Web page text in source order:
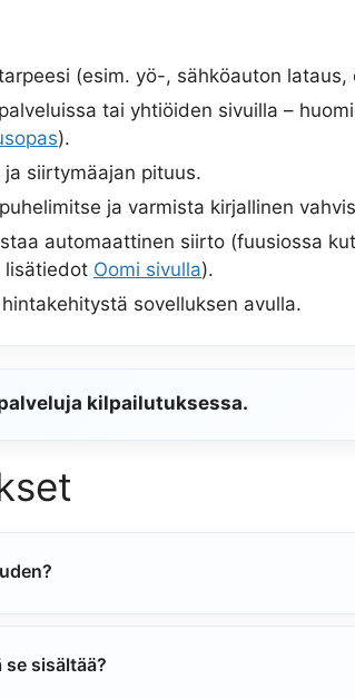
(esim. yö-, sähköauton lataus,
tai yhtiöiden sivuilla –
).
siirtymäajan pituus.
ja varmista kirjallinen
automaattinen siirto (fuusiossa
lisätiedot Oomi sivulla).
sovelluksen avulla.
kilpailutuksessa.
se sisältää?